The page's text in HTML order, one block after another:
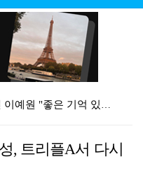
시원한 바람 불자 힘 낸 이예원 "좋은 기억 있는 테디…
'전참시' 리센느 메이 "희망 보이지 않아 팀 탈퇴 고…
, 트리플A서 다시